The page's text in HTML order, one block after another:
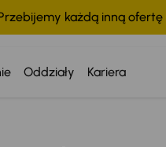
każdą inną
Oddziały Kariera